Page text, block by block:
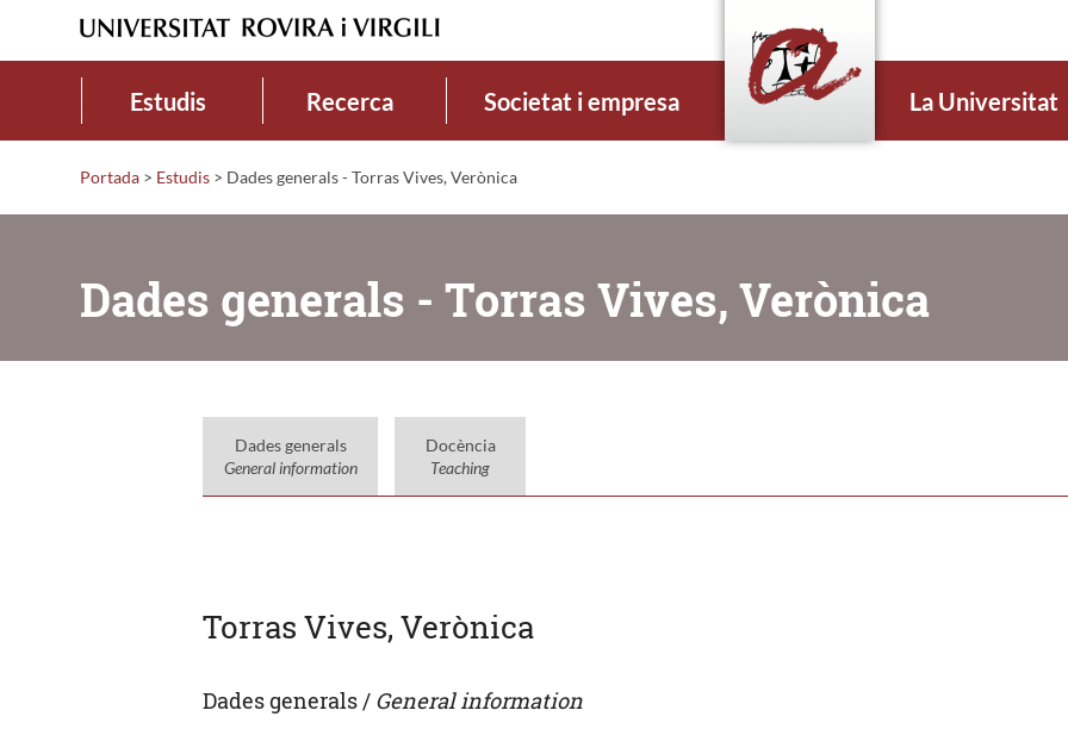
Estudis Recerca Societat i empresa La Universitat
Portada > Estudis > Dades generals - Torras Vives, Verònica
Dades generals - Torras Vives, Verònica
Dades generals
General information
Docència
Teaching
Torras Vives, Verònica
Dades generals / General information